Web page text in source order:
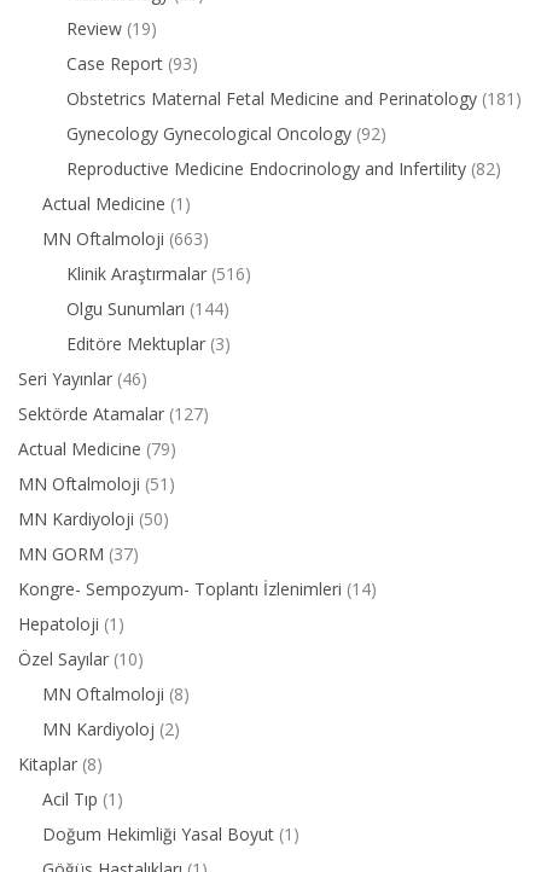
Review (19)
Case Report (93)
Obstetrics Maternal Fetal Medicine and Perinatology (181)
Gynecology Gynecological Oncology (92)
Reproductive Medicine Endocrinology and Infertility (82)
Actual Medicine (1)
MN Oftalmoloji (663)
Klinik Araştırmalar (516)
Olgu Sunumları (144)
Editöre Mektuplar (3)
Seri Yayınlar (46)
Sektörde Atamalar (127)
Actual Medicine (79)
MN Oftalmoloji (51)
MN Kardiyoloji (50)
MN GORM (37)
Kongre- Sempozyum- Toplantı İzlenimleri (14)
Hepatoloji (1)
Özel Sayılar (10)
MN Oftalmoloji (8)
MN Kardiyoloj (2)
Kitaplar (8)
Acil Tıp (1)
Doğum Hekimliği Yasal Boyut (1)